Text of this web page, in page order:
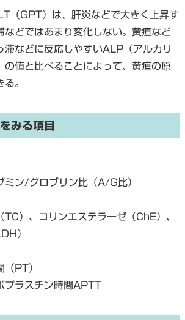
（GPT）は、肝炎などで大きく上昇す
などではあまり変化しない。黄疸など
滞などに反応しやすいALP（アルカリ
の値と比べることによって、黄疸の原
。
みる項目
ミン/グロブリン比（A/G比）
TC）、コリンエステラーゼ（ChE）、
）
（PT）
プラスチン時間APTT